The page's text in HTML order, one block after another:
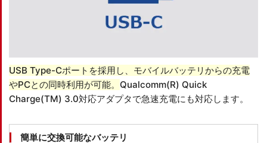
USB Type-Cポートを採用し、モバイルバッテリからの充電
やPCとの同時利用が可能。 Qualcomm(R) Quick
Charge(TM) 3.0対応アダプタで急速充電にも対応します。
簡単に交換可能なバッテリ